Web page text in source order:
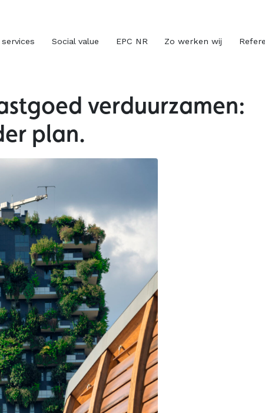
Social value EPC NR Zo werken wij
verduurzamen:
plan.